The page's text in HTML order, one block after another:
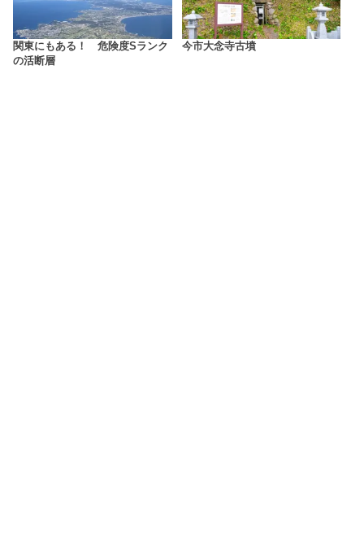
関東にもある！ 危険度Sランク
の活断層
今市大念寺古墳